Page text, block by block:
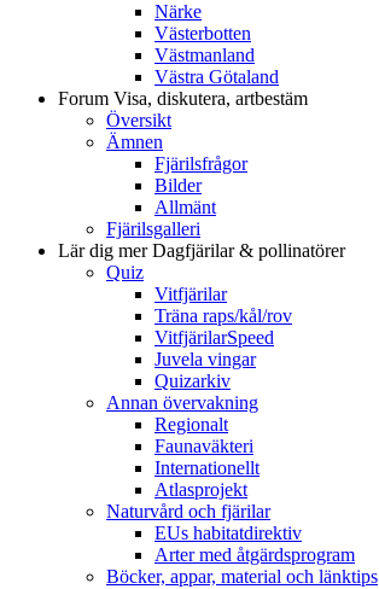
Närke
Västerbotten
Västmanland
Västra Götaland
Forum Visa, diskutera, artbestäm
Översikt
Ämnen
Fjärilsfrågor
Bilder
Allmänt
Fjärilsgalleri
Lär dig merDagfjärilar & pollinatörer
Quiz
Vitfjärilar
Träna raps/kål/rov
VitfjärilarSpeed
Juvela vingar
Quizarkiv
Annan övervakning
Regionalt
Faunaväkteri
Internationellt
Atlasprojekt
Naturvård och fjärilar
EUs habitatdirektiv
Arter med åtgärdsprogram
Böcker, appar, material och länktips